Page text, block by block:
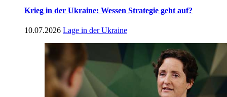
Krieg in der Ukraine: Wessen Strategie geht auf?
10.07.2026 Lage in der Ukraine